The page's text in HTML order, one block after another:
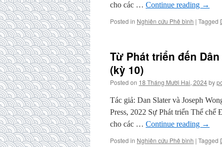
cho các … Continue reading →
Posted in Nghiên cứu Phê bình | Tagged
Từ Phát triển đến
(kỳ 10)
Posted on 18 Tháng Mười Hai, 2024by
Tác giả: Dan Slater và Joseph
Press, 2022 Sự Phát triển Thể chế
cho các … Continue reading →
Posted in Nghiên cứu Phê bình | Tagged